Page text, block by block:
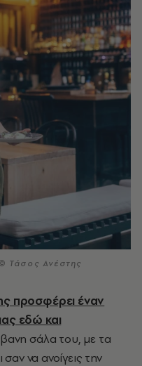
Τάσος Ανέστης
προσφέρει έναν
εδώ και
σάλα του, με τα
να ανοίγεις την